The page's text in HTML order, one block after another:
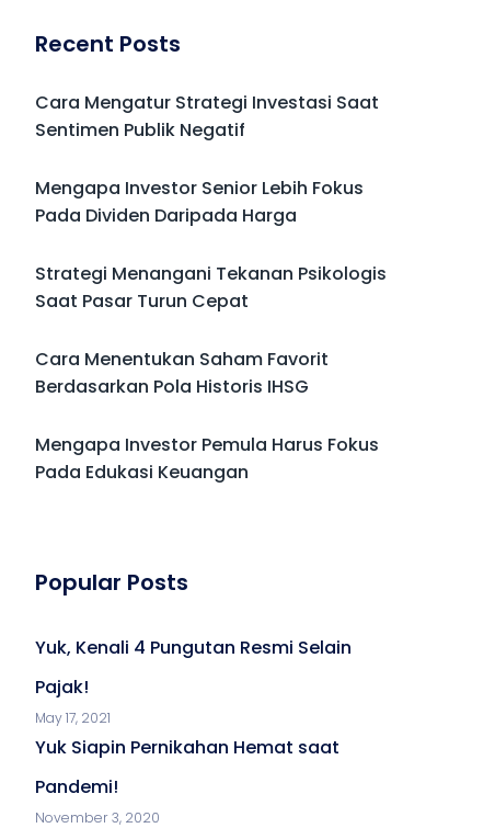
Recent Posts
Cara Mengatur Strategi Investasi Saat
Sentimen Publik Negatif
Mengapa Investor Senior Lebih Fokus
Pada Dividen Daripada Harga
Strategi Menangani Tekanan Psikologis
Saat Pasar Turun Cepat
Cara Menentukan Saham Favorit
Berdasarkan Pola Historis IHSG
Mengapa Investor Pemula Harus Fokus
Pada Edukasi Keuangan
Popular Posts
Yuk, Kenali 4 Pungutan Resmi Selain
Pajak!
May 17, 2021
Yuk Siapin Pernikahan Hemat saat
Pandemi!
November 3, 2020